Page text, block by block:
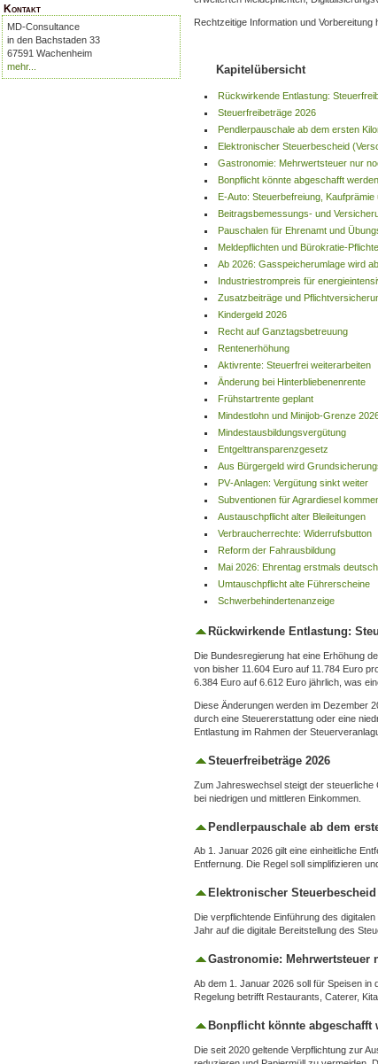
Kontakt
MD-Consultance
in den Bachstaden 33
67591 Wachenheim
mehr...
Rechtzeitige Information und
Kapitelübersicht
Rückwirkende Entlastung:
Steuerfreibeträge 2026
Pendlerpauschale ab dem ersten
Elektronischer Steuerbescheid
Gastronomie: Mehrwertsteuer nur
Bonpflicht könnte abgeschafft werden
E‑Auto: Steuerbefreiung,
Beitragsbemessungs‑ und
Pauschalen für Ehrenamt und
Meldepflichten und
Ab 2026: Gasspeicherumlage wird
Industriestrompreis für
Zusatzbeiträge und
Kindergeld 2026
Recht auf Ganztagsbetreuung
Rentenerhöhung
Aktivrente: Steuerfrei weiterarbeiten
Änderung bei Hinterbliebenenrente
Frühstartrente geplant
Mindestlohn und Minijob‑Grenze
Mindestausbildungsvergütung
Entgelttransparenzgesetz
Aus Bürgergeld wird
PV‑Anlagen: Vergütung sinkt weiter
Subventionen für Agrardiesel
Austauschpflicht alter Bleileitungen
Verbraucherrechte: Widerrufsbutton
Reform der Fahrausbildung
Mai 2026: Ehrentag erstmals
Umtauschpflicht alte Führerscheine
Schwerbehindertenanzeige
Rückwirkende Entlastung:
Die Bundesregierung hat eine Erhöhung
von bisher 11.604 Euro auf 11.784 Euro
6.384 Euro auf 6.612 Euro jährlich, was
Diese Änderungen werden im Dezember
durch eine Steuererstattung oder eine
Entlastung im Rahmen der
Steuerfreibeträge 2026
Zum Jahreswechsel steigt der steuerliche
bei niedrigen und mittleren Einkommen.
Pendlerpauschale ab dem
Ab 1. Januar 2026 gilt eine einheitliche
Entfernung. Die Regel soll simplifizieren
Elektronischer
Die verpflichtende Einführung des
Jahr auf die digitale Bereitstellung des
Gastronomie: Mehrwertsteuer
Ab dem 1. Januar 2026 soll für Speisen
Regelung betrifft Restaurants, Caterer,
Bonpflicht könnte abgeschafft
Die seit 2020 geltende Verpflichtung zur